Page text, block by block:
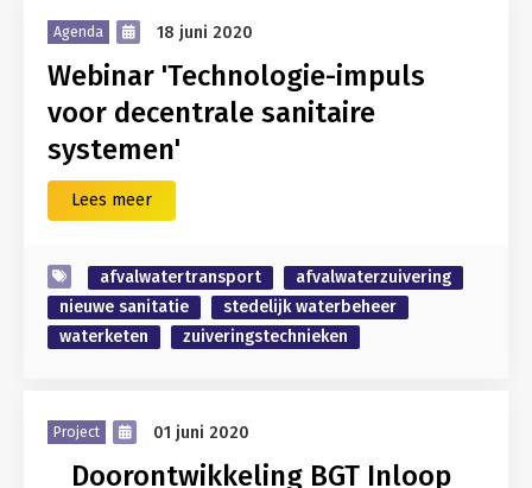
Agenda 18 juni 2020
Webinar 'Technologie-impuls
voor decentrale sanitaire
systemen'
Lees meer
afvalwatertransport
afvalwaterzuivering
nieuwe sanitatie
stedelijk waterbeheer
waterketen
zuiveringstechnieken
Project 01 juni 2020
Doorontwikkeling BGT Inloop